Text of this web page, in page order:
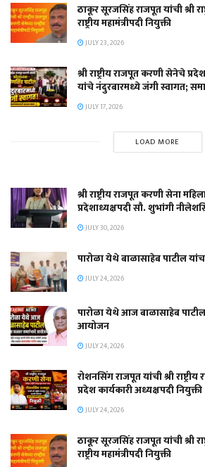
ठाकूर सूरजसिंह राजपूत यांची श्री
राष्ट्रीय महामंत्रीपदी नियुक्ती
JULY 23, 2026
श्री राष्ट्रीय राजपूत करणी सेनेचे
यांचे नंदुरबारमध्ये जंगी स्वागत;
JULY 17, 2026
LOAD MORE
श्री राष्ट्रीय राजपूत करणी सेना
प्रदेशाध्यक्षपदी सौ. शुभांगी
JULY 30, 2026
पारोळा येथे बाळासाहेब पाटील
JULY 24, 2026
पारोळा येथे आज बाळासाहेब
आयोजन
JULY 24, 2026
रोशनसिंग राजपूत यांची श्री
प्रदेश कार्यकारी अध्यक्षपदी नियुक्ती
JULY 24, 2026
ठाकूर सूरजसिंह राजपूत यांची श्री
राष्ट्रीय महामंत्रीपदी नियुक्ती